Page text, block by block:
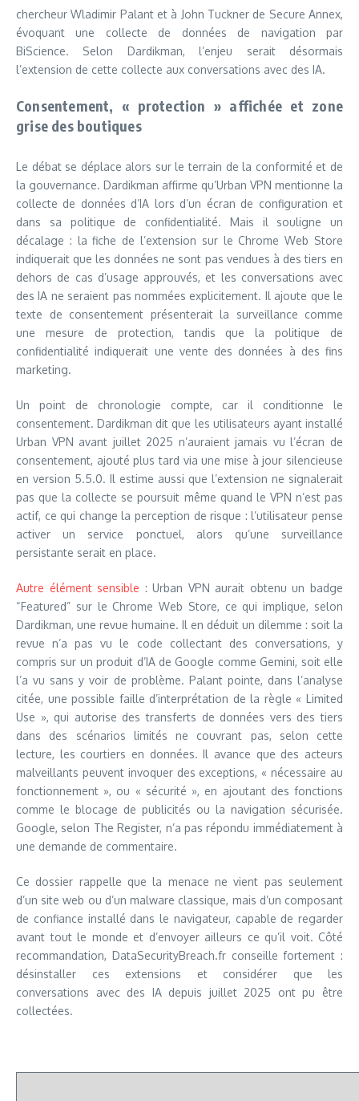
chercheur Wladimir Palant et à John Tuckner de Secure Annex,
évoquant une collecte de données de navigation par
BiScience. Selon Dardikman, l’enjeu serait désormais
l’extension de cette collecte aux conversations avec des IA.
Consentement, « protection » affichée et zone
grise des boutiques
Le débat se déplace alors sur le terrain de la conformité et de
la gouvernance. Dardikman affirme qu’Urban VPN mentionne la
collecte de données d’IA lors d’un écran de configuration et
dans sa politique de confidentialité. Mais il souligne un
décalage : la fiche de l’extension sur le Chrome Web Store
indiquerait que les données ne sont pas vendues à des tiers en
dehors de cas d’usage approuvés, et les conversations avec
des IA ne seraient pas nommées explicitement. Il ajoute que le
texte de consentement présenterait la surveillance comme
une mesure de protection, tandis que la politique de
confidentialité indiquerait une vente des données à des fins
marketing.
Un point de chronologie compte, car il conditionne le
consentement. Dardikman dit que les utilisateurs ayant installé
Urban VPN avant juillet 2025 n’auraient jamais vu l’écran de
consentement, ajouté plus tard via une mise à jour silencieuse
en version 5.5.0. Il estime aussi que l’extension ne signalerait
pas que la collecte se poursuit même quand le VPN n’est pas
actif, ce qui change la perception de risque : l’utilisateur pense
activer un service ponctuel, alors qu’une surveillance
persistante serait en place.
Autre élément sensible : Urban VPN aurait obtenu un badge
“Featured” sur le Chrome Web Store, ce qui implique, selon
Dardikman, une revue humaine. Il en déduit un dilemme : soit la
revue n’a pas vu le code collectant des conversations, y
compris sur un produit d’IA de Google comme Gemini, soit elle
l’a vu sans y voir de problème. Palant pointe, dans l’analyse
citée, une possible faille d’interprétation de la règle « Limited
Use », qui autorise des transferts de données vers des tiers
dans des scénarios limités ne couvrant pas, selon cette
lecture, les courtiers en données. Il avance que des acteurs
malveillants peuvent invoquer des exceptions, « nécessaire au
fonctionnement », ou « sécurité », en ajoutant des fonctions
comme le blocage de publicités ou la navigation sécurisée.
Google, selon The Register, n’a pas répondu immédiatement à
une demande de commentaire.
Ce dossier rappelle que la menace ne vient pas seulement
d’un site web ou d’un malware classique, mais d’un composant
de confiance installé dans le navigateur, capable de regarder
avant tout le monde et d’envoyer ailleurs ce qu’il voit. Côté
recommandation, DataSecurityBreach.fr conseille fortement :
désinstaller ces extensions et considérer que les
conversations avec des IA depuis juillet 2025 ont pu être
collectées.